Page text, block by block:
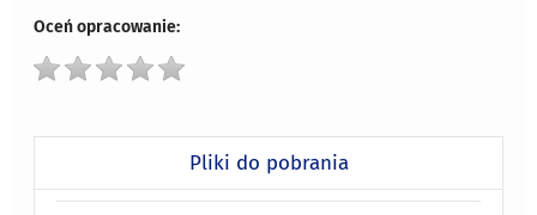
Oceń opracowanie:
Pliki do pobrania